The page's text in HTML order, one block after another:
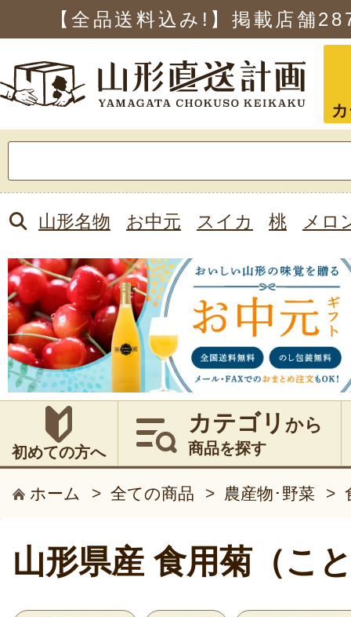
【全品送料込み!】掲載店舗
索:
山形名物 お中元 スイカ 桃 メロ
初めての方へ
カテゴリ から
商品を探す
ホーム > 全ての商品 > 農産物･野菜 >
山形県産 食用菊（こ